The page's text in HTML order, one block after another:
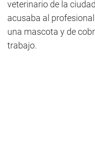
veterinario de la
acusaba al
una mascota y de
trabajo.